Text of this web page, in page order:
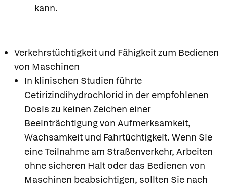
kann.
Verkehrstüchtigkeit und Fähigkeit zum Bedienen
von Maschinen
In klinischen Studien führte
Cetirizindihydrochlorid in der empfohlenen
Dosis zu keinen Zeichen einer
Beeinträchtigung von Aufmerksamkeit,
Wachsamkeit und Fahrtüchtigkeit. Wenn Sie
eine Teilnahme am Straßenverkehr, Arbeiten
ohne sicheren Halt oder das Bedienen von
Maschinen beabsichtigen, sollten Sie nach